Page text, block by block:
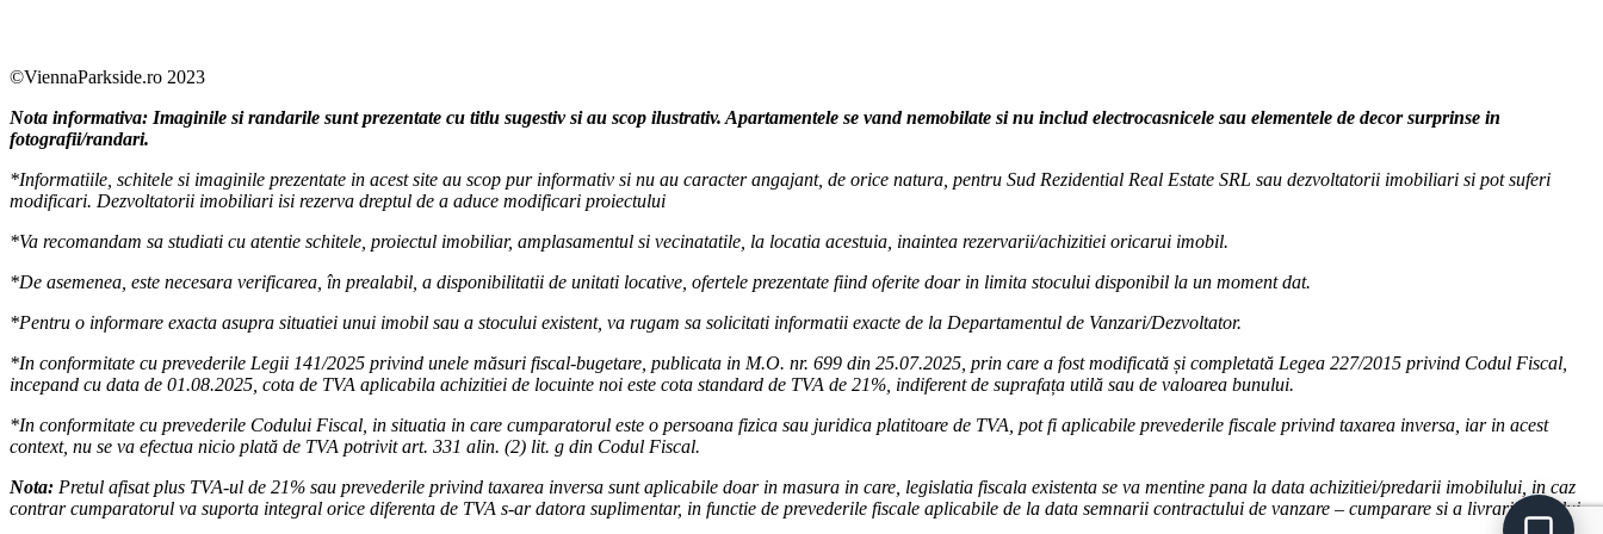
©ViennaParkside.ro 2023
Nota informativa: Imaginile si randarile sunt prezentate cu titlu sugestiv si au scop ilustrativ. Apartamentele se vand nemobilate si nu includ electrocasnicele sau elementele de decor surprinse in
fotografii/randari.
*Informatiile, schitele si imaginile prezentate in acest site au scop pur informativ si nu au caracter angajant, de orice natura, pentru Sud Rezidential Real Estate SRL sau dezvoltatorii imobiliari si pot suferi
modificari. Dezvoltatorii imobiliari isi rezerva dreptul de a aduce modificari proiectului
*Va recomandam sa studiati cu atentie schitele, proiectul imobiliar, amplasamentul si vecinatatile, la locatia acestuia, inaintea rezervarii/achizitiei oricarui imobil.
*De asemenea, este necesara verificarea, în prealabil, a disponibilitatii de unitati locative, ofertele prezentate fiind oferite doar in limita stocului disponibil la un moment dat.
*Pentru o informare exacta asupra situatiei unui imobil sau a stocului existent, va rugam sa solicitati informatii exacte de la Departamentul de Vanzari/Dezvoltator.
*In conformitate cu prevederile Legii 141/2025 privind unele măsuri fiscal-bugetare, publicata in M.O. nr. 699 din 25.07.2025, prin care a fost modificată și completată Legea 227/2015 privind Codul Fiscal,
incepand cu data de 01.08.2025, cota de TVA aplicabila achizitiei de locuinte noi este cota standard de TVA de 21%, indiferent de suprafața utilă sau de valoarea bunului.
*In conformitate cu prevederile Codului Fiscal, in situatia in care cumparatorul este o persoana fizica sau juridica platitoare de TVA, pot fi aplicabile prevederile fiscale privind taxarea inversa, iar in acest
context, nu se va efectua nicio plată de TVA potrivit art. 331 alin. (2) lit. g din Codul Fiscal.
Nota: Pretul afisat plus TVA-ul de 21% sau prevederile privind taxarea inversa sunt aplicabile doar in masura in care, legislatia fiscala existenta se va mentine pana la data achizitiei/predarii imobilului, in caz
contrar cumparatorul va suporta integral orice diferenta de TVA s-ar datora suplimentar, in functie de prevederile fiscale aplicabile de la data semnarii contractului de vanzare – cumparare si a livrarii bunului.